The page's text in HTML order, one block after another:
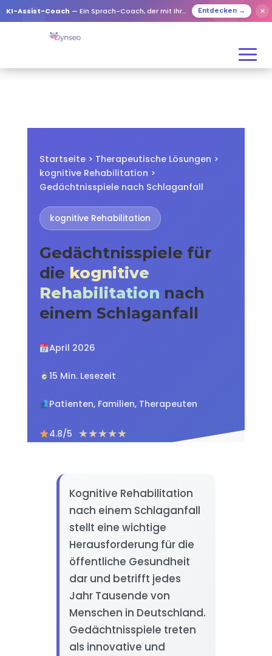
KI-Assist-Coach — Ein Sprach-Coach, der mit Ihren Lieben spielt Entdecken → ✕
Startseite > Therapeutische Lösungen >
kognitive Rehabilitation >
Gedächtnisspiele nach Schlaganfall
kognitive Rehabilitation
Gedächtnisspiele für
die kognitive
Rehabilitation nach
einem Schlaganfall
April 2026
15 Min. Lesezeit
Patienten, Familien, Therapeuten
4.8/5 ★★★★★
Kognitive Rehabilitation
nach einem Schlaganfall
stellt eine wichtige
Herausforderung für die
öffentliche Gesundheit
dar und betrifft jedes
Jahr Tausende von
Menschen in Deutschland.
Gedächtnisspiele treten
als innovative und